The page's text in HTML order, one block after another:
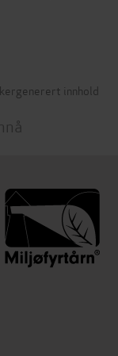
innhold